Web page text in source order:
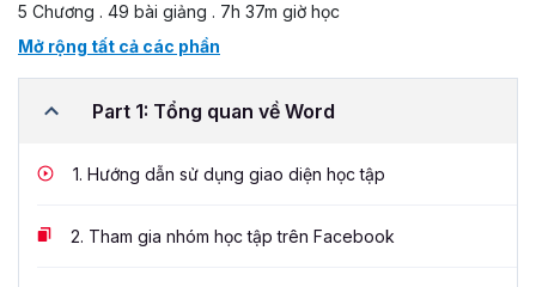
5 Chương . 49 bài giảng . 7h 37m giờ học
Mở rộng tất cả các phần
Part 1: Tổng quan về Word
1. Hướng dẫn sử dụng giao diện học tập
2. Tham gia nhóm học tập trên Facebook